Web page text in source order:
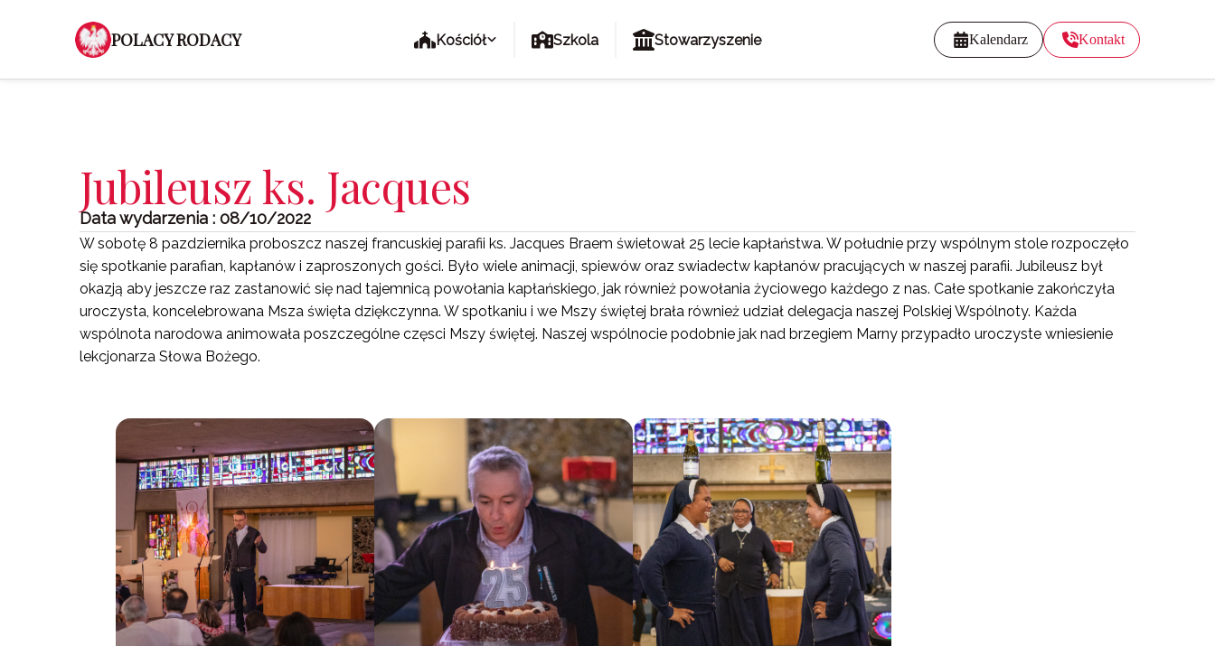
POLACY RODACY Kościół Szkola Stowarzyszenie Kalendarz Kontakt
Jubileusz ks. Jacques
Data wydarzenia : 08/10/2022
W sobotę 8 pazdziernika proboszcz naszej francuskiej parafii ks. Jacques Braem świetował 25 lecie kapłaństwa. W południe przy wspólnym stole rozpoczęło
się spotkanie parafian, kapłanów i zaproszonych gości. Było wiele animacji, spiewów oraz swiadectw kapłanów pracujących w naszej parafii. Jubileusz był
okazją aby jeszcze raz zastanowić się nad tajemnicą powołania kapłańskiego, jak również powołania życiowego każdego z nas. Całe spotkanie zakończyła
uroczysta, koncelebrowana Msza święta dziękczynna. W spotkaniu i we Mszy świętej brała również udział delegacja naszej Polskiej Wspólnoty. Każda
wspólnota narodowa animowała poszczególne częsci Mszy świętej. Naszej wspólnocie podobnie jak nad brzegiem Marny przypadło uroczyste wniesienie
lekcjonarza Słowa Bożego.